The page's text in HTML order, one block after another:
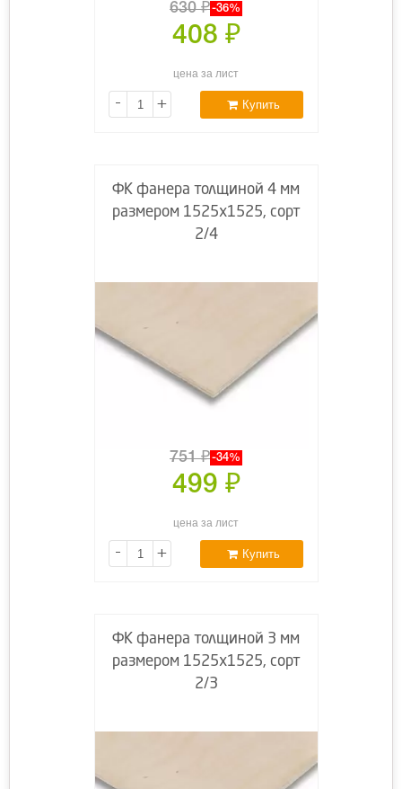
630₽-36%
408 ₽
цена за лист
- + Купить
ФК фанера толщиной 4 мм
размером 1525х1525, сорт
2/4
751₽-34%
499 ₽
цена за лист
- + Купить
ФК фанера толщиной 3 мм
размером 1525х1525, сорт
2/3